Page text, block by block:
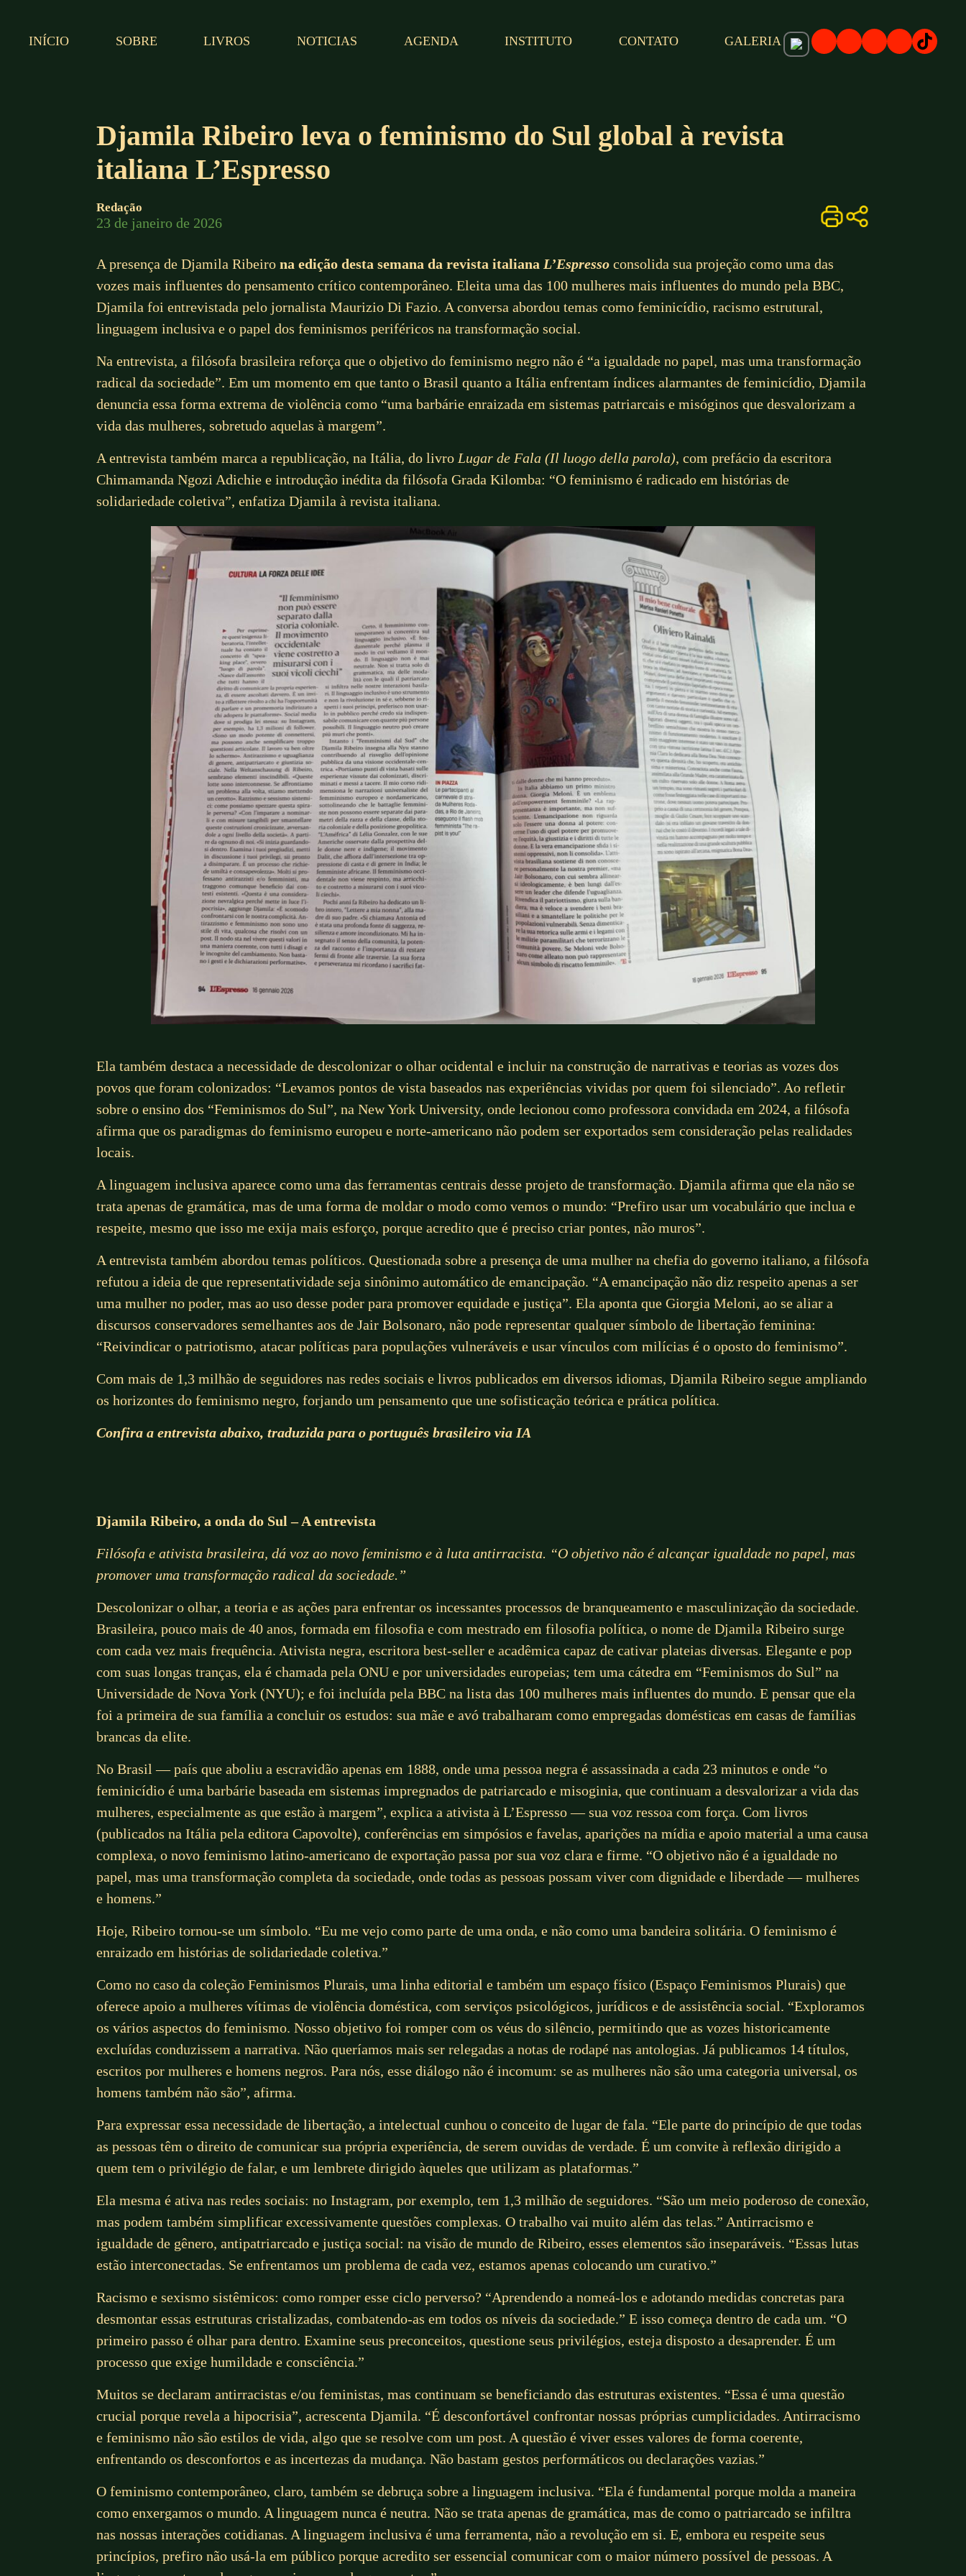
INÍCIO SOBRE LIVROS NOTICIAS AGENDA INSTITUTO CONTATO GALERIA
Djamila Ribeiro leva o feminismo do Sul global à revista
italiana L’Espresso
Redação
23 de janeiro de 2026
A presença de Djamila Ribeirona edição desta semana da revista italiana L’Espresso consolida sua projeção como uma das
vozes mais influentes do pensamento crítico contemporâneo. Eleita uma das 100 mulheres mais influentes do mundo pela BBC,
Djamila foi entrevistada pelo jornalista Maurizio Di Fazio. A conversa abordou temas como feminicídio, racismo estrutural,
linguagem inclusiva e o papel dos feminismos periféricos na transformação social.
Na entrevista, a filósofa brasileira reforça que o objetivo do feminismo negro não é “a igualdade no papel, mas uma transformação
radical da sociedade”. Em um momento em que tanto o Brasil quanto a Itália enfrentam índices alarmantes de feminicídio, Djamila
denuncia essa forma extrema de violência como “uma barbárie enraizada em sistemas patriarcais e misóginos que desvalorizam a
vida das mulheres, sobretudo aquelas à margem”.
A entrevista também marca a republicação, na Itália, do livro Lugar de Fala (Il luogo della parola), com prefácio da escritora
Chimamanda Ngozi Adichie e introdução inédita da filósofa Grada Kilomba: “O feminismo é radicado em histórias de
solidariedade coletiva”, enfatiza Djamila à revista italiana.
Ela também destaca a necessidade de descolonizar o olhar ocidental e incluir na construção de narrativas e teorias as vozes dos
povos que foram colonizados: “Levamos pontos de vista baseados nas experiências vividas por quem foi silenciado”. Ao refletir
sobre o ensino dos “Feminismos do Sul”, na New York University, onde lecionou como professora convidada em 2024, a filósofa
afirma que os paradigmas do feminismo europeu e norte-americano não podem ser exportados sem consideração pelas realidades
locais.
A linguagem inclusiva aparece como uma das ferramentas centrais desse projeto de transformação. Djamila afirma que ela não se
trata apenas de gramática, mas de uma forma de moldar o modo como vemos o mundo: “Prefiro usar um vocabulário que inclua e
respeite, mesmo que isso me exija mais esforço, porque acredito que é preciso criar pontes, não muros”.
A entrevista também abordou temas políticos. Questionada sobre a presença de uma mulher na chefia do governo italiano, a filósofa
refutou a ideia de que representatividade seja sinônimo automático de emancipação. “A emancipação não diz respeito apenas a ser
uma mulher no poder, mas ao uso desse poder para promover equidade e justiça”. Ela aponta que Giorgia Meloni, ao se aliar a
discursos conservadores semelhantes aos de Jair Bolsonaro, não pode representar qualquer símbolo de libertação feminina:
“Reivindicar o patriotismo, atacar políticas para populações vulneráveis e usar vínculos com milícias é o oposto do feminismo”.
Com mais de 1,3 milhão de seguidores nas redes sociais e livros publicados em diversos idiomas, Djamila Ribeiro segue ampliando
os horizontes do feminismo negro, forjando um pensamento que une sofisticação teórica e prática política.
Confira a entrevista abaixo, traduzida para o português brasileiro via IA
Djamila Ribeiro, a onda do Sul – A entrevista
Filósofa e ativista brasileira, dá voz ao novo feminismo e à luta antirracista. “O objetivo não é alcançar igualdade no papel, mas
promover uma transformação radical da sociedade.”
Descolonizar o olhar, a teoria e as ações para enfrentar os incessantes processos de branqueamento e masculinização da sociedade.
Brasileira, pouco mais de 40 anos, formada em filosofia e com mestrado em filosofia política, o nome de Djamila Ribeiro surge
com cada vez mais frequência. Ativista negra, escritora best-seller e acadêmica capaz de cativar plateias diversas. Elegante e pop
com suas longas tranças, ela é chamada pela ONU e por universidades europeias; tem uma cátedra em “Feminismos do Sul” na
Universidade de Nova York (NYU); e foi incluída pela BBC na lista das 100 mulheres mais influentes do mundo. E pensar que ela
foi a primeira de sua família a concluir os estudos: sua mãe e avó trabalharam como empregadas domésticas em casas de famílias
brancas da elite.
No Brasil — país que aboliu a escravidão apenas em 1888, onde uma pessoa negra é assassinada a cada 23 minutos e onde “o
feminicídio é uma barbárie baseada em sistemas impregnados de patriarcado e misoginia, que continuam a desvalorizar a vida das
mulheres, especialmente as que estão à margem”, explica a ativista à L’Espresso — sua voz ressoa com força. Com livros
(publicados na Itália pela editora Capovolte), conferências em simpósios e favelas, aparições na mídia e apoio material a uma causa
complexa, o novo feminismo latino-americano de exportação passa por sua voz clara e firme. “O objetivo não é a igualdade no
papel, mas uma transformação completa da sociedade, onde todas as pessoas possam viver com dignidade e liberdade — mulheres
e homens.”
Hoje, Ribeiro tornou-se um símbolo. “Eu me vejo como parte de uma onda, e não como uma bandeira solitária. O feminismo é
enraizado em histórias de solidariedade coletiva.”
Como no caso da coleção Feminismos Plurais, uma linha editorial e também um espaço físico (Espaço Feminismos Plurais) que
oferece apoio a mulheres vítimas de violência doméstica, com serviços psicológicos, jurídicos e de assistência social. “Exploramos
os vários aspectos do feminismo. Nosso objetivo foi romper com os véus do silêncio, permitindo que as vozes historicamente
excluídas conduzissem a narrativa. Não queríamos mais ser relegadas a notas de rodapé nas antologias. Já publicamos 14 títulos,
escritos por mulheres e homens negros. Para nós, esse diálogo não é incomum: se as mulheres não são uma categoria universal, os
homens também não são”, afirma.
Para expressar essa necessidade de libertação, a intelectual cunhou o conceito de lugar de fala. “Ele parte do princípio de que todas
as pessoas têm o direito de comunicar sua própria experiência, de serem ouvidas de verdade. É um convite à reflexão dirigido a
quem tem o privilégio de falar, e um lembrete dirigido àqueles que utilizam as plataformas.”
Ela mesma é ativa nas redes sociais: no Instagram, por exemplo, tem 1,3 milhão de seguidores. “São um meio poderoso de conexão,
mas podem também simplificar excessivamente questões complexas. O trabalho vai muito além das telas.” Antirracismo e
igualdade de gênero, antipatriarcado e justiça social: na visão de mundo de Ribeiro, esses elementos são inseparáveis. “Essas lutas
estão interconectadas. Se enfrentamos um problema de cada vez, estamos apenas colocando um curativo.”
Racismo e sexismo sistêmicos: como romper esse ciclo perverso? “Aprendendo a nomeá-los e adotando medidas concretas para
desmontar essas estruturas cristalizadas, combatendo-as em todos os níveis da sociedade.” E isso começa dentro de cada um. “O
primeiro passo é olhar para dentro. Examine seus preconceitos, questione seus privilégios, esteja disposto a desaprender. É um
processo que exige humildade e consciência.”
Muitos se declaram antirracistas e/ou feministas, mas continuam se beneficiando das estruturas existentes. “Essa é uma questão
crucial porque revela a hipocrisia”, acrescenta Djamila. “É desconfortável confrontar nossas próprias cumplicidades. Antirracismo
e feminismo não são estilos de vida, algo que se resolve com um post. A questão é viver esses valores de forma coerente,
enfrentando os desconfortos e as incertezas da mudança. Não bastam gestos performáticos ou declarações vazias.”
O feminismo contemporâneo, claro, também se debruça sobre a linguagem inclusiva. “Ela é fundamental porque molda a maneira
como enxergamos o mundo. A linguagem nunca é neutra. Não se trata apenas de gramática, mas de como o patriarcado se infiltra
nas nossas interações cotidianas. A linguagem inclusiva é uma ferramenta, não a revolução em si. E, embora eu respeite seus
princípios, prefiro não usá-la em público porque acredito ser essencial comunicar com o maior número possível de pessoas. A